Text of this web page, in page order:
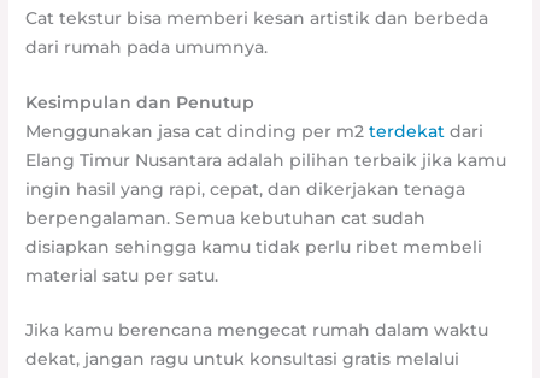
Cat tekstur bisa memberi kesan artistik dan berbeda
dari rumah pada umumnya.
Kesimpulan dan Penutup
Menggunakan jasa cat dinding per m2terdekat dari
Elang Timur Nusantara adalah pilihan terbaik jika kamu
ingin hasil yang rapi, cepat, dan dikerjakan tenaga
berpengalaman. Semua kebutuhan cat sudah
disiapkan sehingga kamu tidak perlu ribet membeli
material satu per satu.
Jika kamu berencana mengecat rumah dalam waktu
dekat, jangan ragu untuk konsultasi gratis melalui